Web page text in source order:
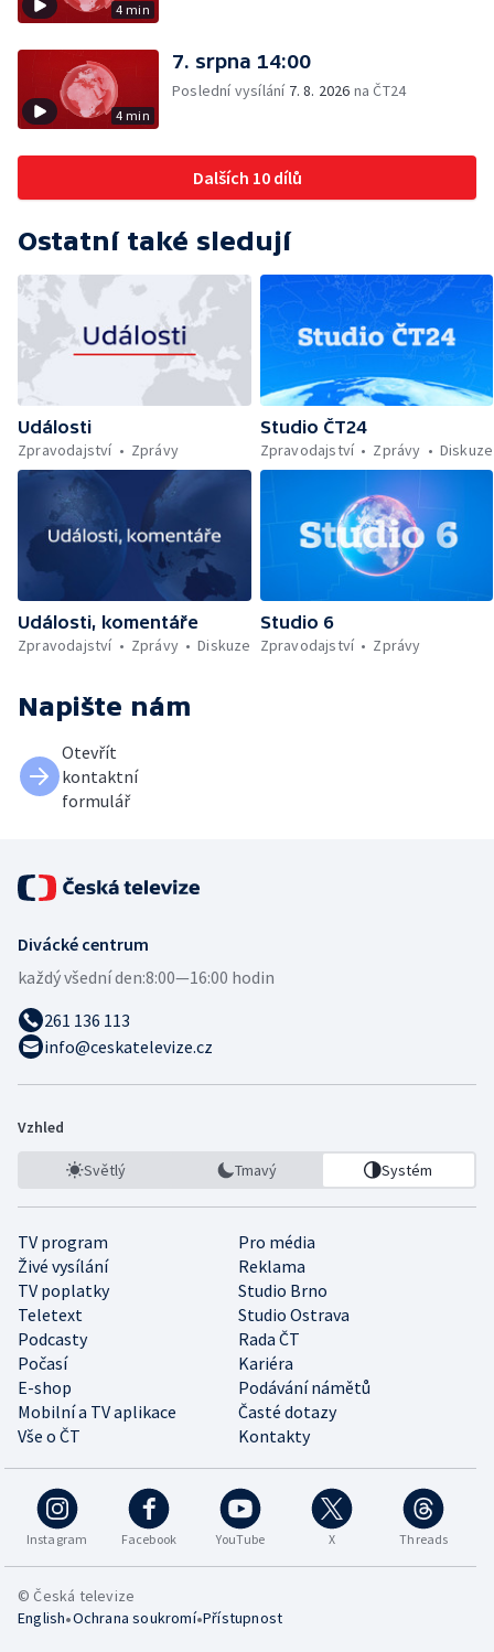
4 min
4 min
7. srpna 14:00
Poslední vysílání 7. 8. 2026 na ČT24
Dalších 10 dílů
Ostatní také sledují
Události
Zpravodajství
Zprávy
Studio ČT24
Zpravodajství
Zprávy Diskuze
Události, komentáře
Zpravodajství
Zprávy Diskuze
Studio 6
Zpravodajství
Zprávy
Napište nám
Otevřít
kontaktní
formulář
Divácké centrum
každý všední den:8:00—16:00 hodin
261 136 113
info@ceskatelevize.cz
Vzhled
Světlý Tmavý Systém
TV program
Pro média
Živé vysílání
Reklama
TV poplatky
Studio Brno
Teletext
Studio Ostrava
Podcasty
Rada ČT
Počasí
Kariéra
E-shop
Podávání námětů
Mobilní a TV aplikace
Časté dotazy
Vše o ČT
Kontakty
Instagram Facebook YouTube X Threads
© Česká televize
English•Ochrana soukromí•Přístupnost